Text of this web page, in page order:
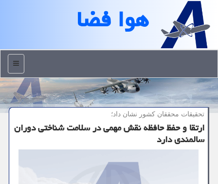
هوا فضا
منو
تحقیقات محققان كشور نشان داد؛
ارتقا و حفظ حافظه نقش مهمی در سلامت شناختی دوران
سالمندی دارد